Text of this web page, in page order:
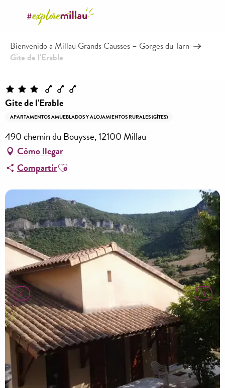
principal
Bienvenido a Millau Grands Causses – Gorges du Tarn
Gite de l'Erable
Gite de l'Erable
APARTAMENTOS AMUEBLADOS Y ALOJAMIENTOS RURALES (GÎTES)
490 chemin du Bouysse, 12100 Millau
Cómo llegar
CompartirAjouter aux favoris